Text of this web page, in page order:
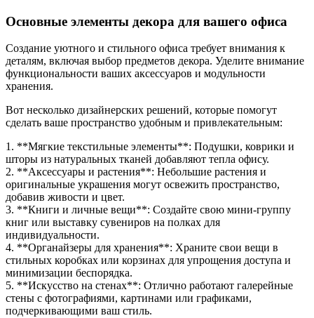
Основные элементы декора для вашего офиса
Создание уютного и стильного офиса требует внимания к
деталям, включая выбор предметов декора. Уделите внимание
функциональности ваших аксессуаров и модульности
хранения.
Вот несколько дизайнерских решений, которые помогут
сделать ваше пространство удобным и привлекательным:
1. **Мягкие текстильные элементы**: Подушки, коврики и
шторы из натуральных тканей добавляют тепла офису.
2. **Аксессуары и растения**: Небольшие растения и
оригинальные украшения могут освежить пространство,
добавив живости и цвет.
3. **Книги и личные вещи**: Создайте свою мини-группу
книг или выставку сувениров на полках для
индивидуальности.
4. **Органайзеры для хранения**: Храните свои вещи в
стильных коробках или корзинах для упрощения доступа и
минимизации беспорядка.
5. **Искусство на стенах**: Отлично работают галерейные
стены с фотографиями, картинами или графиками,
подчеркивающими ваш стиль.